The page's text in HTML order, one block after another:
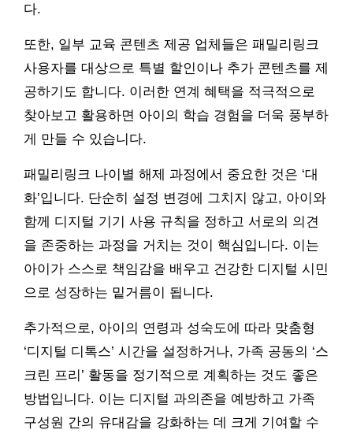
다.
또한, 일부 교육 콘텐츠 제공 업체들은 패밀리링크
사용자를 대상으로 특별 할인이나 추가 콘텐츠를 제
공하기도 합니다. 이러한 연계 혜택을 적극적으로
찾아보고 활용하면 아이의 학습 경험을 더욱 풍부하
게 만들 수 있습니다.
패밀리링크 나이별 해제 과정에서 중요한 것은 ‘대
화’입니다. 단순히 설정 변경에 그치지 않고, 아이와
함께 디지털 기기 사용 규칙을 정하고 서로의 의견
을 존중하는 과정을 거치는 것이 핵심입니다. 이는
아이가 스스로 책임감을 배우고 건강한 디지털 시민
으로 성장하는 밑거름이 됩니다.
추가적으로, 아이의 연령과 성숙도에 따라 맞춤형
‘디지털 디톡스’ 시간을 설정하거나, 가족 공동의 ‘스
크린 프리’ 활동을 정기적으로 계획하는 것도 좋은
방법입니다. 이는 디지털 과의존을 예방하고 가족
구성원 간의 유대감을 강화하는 데 크게 기여할 수